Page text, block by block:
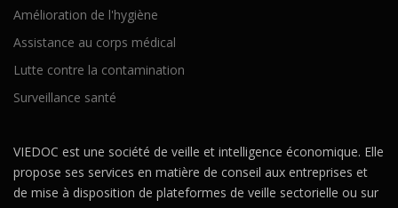
Amélioration de l'hygiène
Assistance au corps médical
Lutte contre la contamination
Surveillance santé
VIEDOC est une société de veille et intelligence économique. Elle
propose ses services en matière de conseil aux entreprises et
de mise à disposition de plateformes de veille sectorielle ou sur